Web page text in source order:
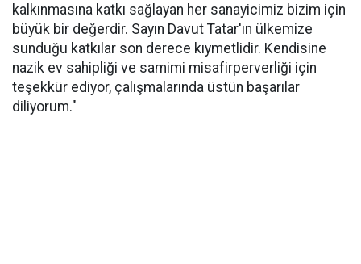
kalkınmasına katkı sağlayan her sanayicimiz bizim için
büyük bir değerdir. Sayın Davut Tatar'ın ülkemize
sunduğu katkılar son derece kıymetlidir. Kendisine
nazik ev sahipliği ve samimi misafirperverliği için
teşekkür ediyor, çalışmalarında üstün başarılar
diliyorum."